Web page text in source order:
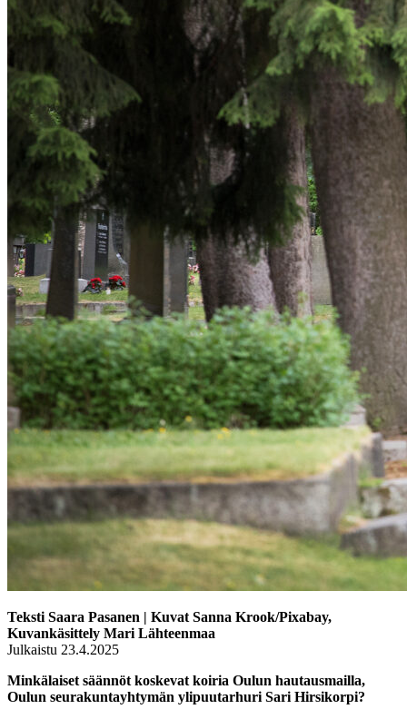
Teksti Saara Pasanen | Kuvat Sanna Krook/Pixabay,
Kuvankäsittely Mari Lähteenmaa
Julkaistu 23.4.2025
Minkälaiset säännöt koskevat koiria Oulun hautausmailla,
Oulun seurakuntayhtymän ylipuutarhuri Sari Hirsikorpi?